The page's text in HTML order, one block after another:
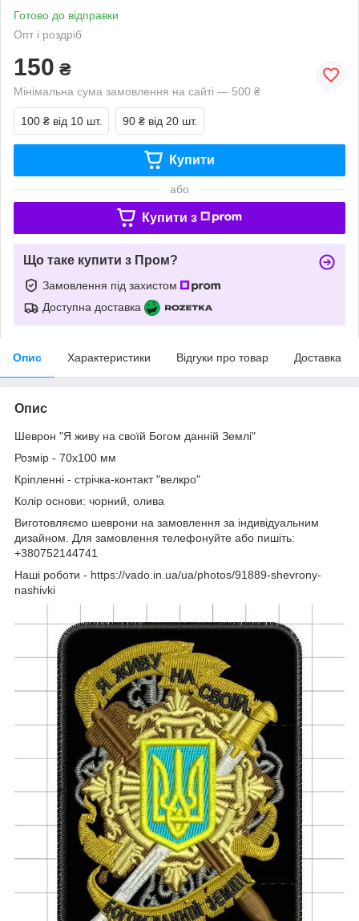
Готово до відправки
Опт і роздріб
150 ₴
Мінімальна сума замовлення на сайті — 500 ₴
100 ₴ від 10 шт. 90 ₴ від 20 шт.
Купити
або
Купити з
Що таке купити з Пром?
Замовлення під захистом
Доступна доставка
Опис Характеристики Відгуки про товар Доставка
Опис
Шеврон "Я живу на своїй Богом данній Землі"
Розмір - 70х100 мм
Кріпленні - стрічка-контакт "велкро"
Колір основи: чорний, олива
Виготовляємо шеврони на замовлення за індивідуальним
дизайном. Для замовлення телефонуйте або пишіть:
+380752144741
Наші роботи - https://vado.in.ua/ua/photos/91889-shevrony-
nashivki